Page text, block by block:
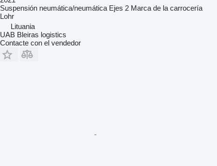
Suspensión neumática/neumática Ejes 2 Marca de la carrocería
Lohr
Lituania
UAB Bleiras logistics
Contacte con el vendedor